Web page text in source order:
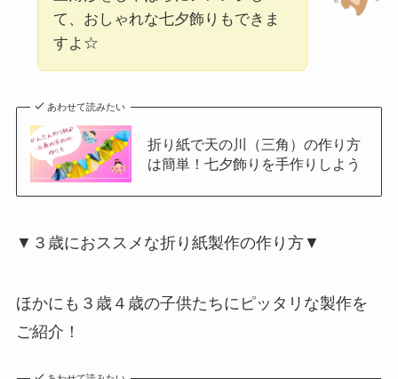
て、おしゃれな七夕飾りもできま
すよ☆
あわせて読みたい
折り紙で天の川（三角）の作り方
は簡単！七夕飾りを手作りしよう
▼３歳におススメな折り紙製作の作り方▼
ほかにも３歳４歳の子供たちにピッタリな製作を
ご紹介！